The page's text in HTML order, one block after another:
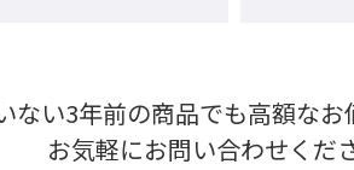
ない3年前の商品でも高額なお
お気軽にお問い合わせくだ